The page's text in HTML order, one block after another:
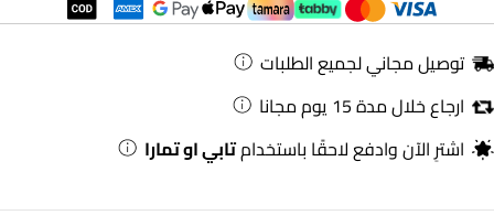
توصيل مجاني لجميع الطلبات
ارجاع خلال مدة 15 يوم مجانا
اشترِ الآن وادفع لاحقًا باستخدامتابي او تمارا